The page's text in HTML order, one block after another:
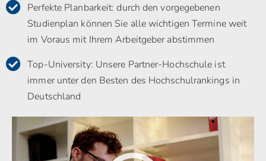
Perfekte Planbarkeit: durch den vorgegebenen
Studienplan können Sie alle wichtigen Termine weit
im Voraus mit Ihrem Arbeitgeber abstimmen
Top-University: Unsere Partner-Hochschule ist
immer unter den Besten des Hochschulrankings in
Deutschland